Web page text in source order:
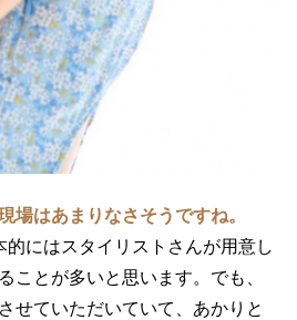
はあまりなさそうですね。
にはスタイリストさんが用意し
ことが多いと思います。でも、
せていただいていて、あかりと